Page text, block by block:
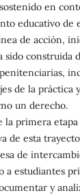
en
educativo de
de acción,
construida
de la práctica
un derecho.
la primera etapa
de esta
de
a estudiantes
y